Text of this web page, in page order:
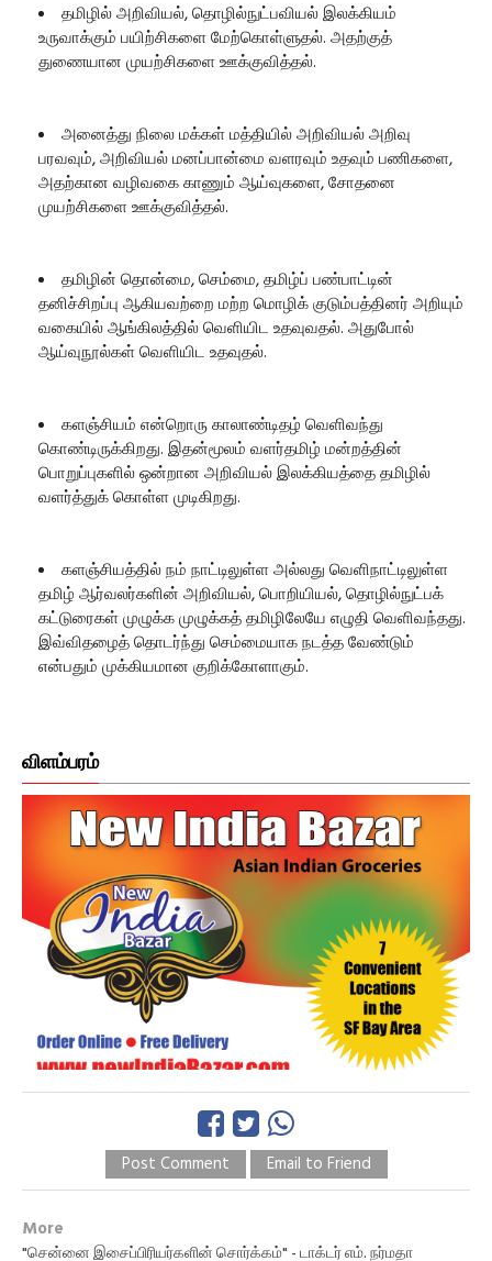
தமிழில் அறிவியல், தொழில்நுட்பவியல் இலக்கியம்
உருவாக்கும் பயிற்சிகளை மேற்கொள்ளுதல். அதற்குத்
துணையான முயற்சிகளை ஊக்குவித்தல்.
அனைத்து நிலை மக்கள் மத்தியில் அறிவியல் அறிவு
பரவவும், அறிவியல் மனப்பான்மை வளரவும் உதவும் பணிகளை,
அதற்கான வழிவகை காணும் ஆய்வுகளை, சோதனை
முயற்சிகளை ஊக்குவித்தல்.
தமிழின் தொன்மை, செம்மை, தமிழ்ப் பண்பாட்டின்
தனிச்சிறப்பு ஆகியவற்றை மற்ற மொழிக் குடும்பத்தினர் அறியும்
வகையில் ஆங்கிலத்தில் வெளியிட உதவுவதல். அதுபோல்
ஆய்வுநூல்கள் வெளியிட உதவுதல்.
களஞ்சியம் என்றொரு காலாண்டிதழ் வெளிவந்து
கொண்டிருக்கிறது. இதன்மூலம் வளர்தமிழ் மன்றத்தின்
பொறுப்புகளில் ஒன்றான அறிவியல் இலக்கியத்தை தமிழில்
வளர்த்துக் கொள்ள முடிகிறது.
களஞ்சியத்தில் நம் நாட்டிலுள்ள அல்லது வெளிநாட்டிலுள்ள
தமிழ் ஆர்வலர்களின் அறிவியல், பொறியியல், தொழில்நுட்பக்
கட்டுரைகள் முழுக்க முழுக்கத் தமிழிலேயே எழுதி வெளிவந்தது.
இவ்விதழைத் தொடர்ந்து செம்மையாக நடத்த வேண்டும்
என்பதும் முக்கியமான குறிக்கோளாகும்.
விளம்பரம்
Post Comment Email to Friend
More
"சென்னை இசைப்பிரியர்களின் சொர்க்கம்" - டாக்டர் எம். நர்மதா